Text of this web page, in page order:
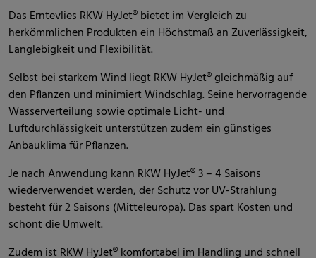
Das Erntevlies RKW HyJet® bietet im Vergleich zu
herkömmlichen Produkten ein Höchstmaß an Zuverlässigkeit,
Langlebigkeit und Flexibilität.
Selbst bei starkem Wind liegt RKW HyJet® gleichmäßig auf
den Pflanzen und minimiert Windschlag. Seine hervorragende
Wasserverteilung sowie optimale Licht- und
Luftdurchlässigkeit unterstützen zudem ein günstiges
Anbauklima für Pflanzen.
Je nach Anwendung kann RKW HyJet® 3 – 4 Saisons
wiederverwendet werden, der Schutz vor UV-Strahlung
besteht für 2 Saisons (Mitteleuropa). Das spart Kosten und
schont die Umwelt.
Zudem ist RKW HyJet® komfortabel im Handling und schnell